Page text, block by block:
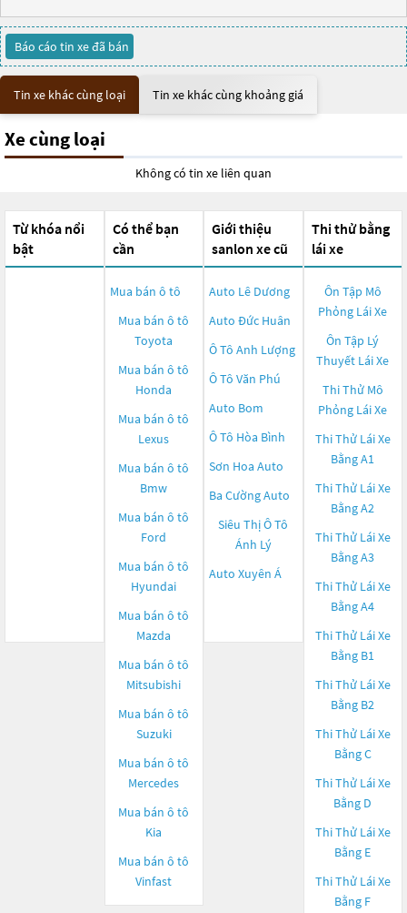
Báo cáo tin xe đã bán
Tin xe khác cùng loại Tin xe khác cùng khoảng giá
Xe cùng loại
Không có tin xe liên quan
Từ khóa nổi
bật
Có thể bạn
cần
Mua bán ô tô
Mua bán ô tô
Toyota
Mua bán ô tô
Honda
Mua bán ô tô
Lexus
Mua bán ô tô
Bmw
Mua bán ô tô
Ford
Mua bán ô tô
Hyundai
Mua bán ô tô
Mazda
Mua bán ô tô
Mitsubishi
Mua bán ô tô
Suzuki
Mua bán ô tô
Mercedes
Mua bán ô tô
Kia
Mua bán ô tô
Vinfast
Giới thiệu
sanlon xe cũ
Auto Lê Dương
Auto Đức Huân
Ô Tô Anh Lượng
Ô Tô Văn Phú
Auto Bom
Ô Tô Hòa Bình
Sơn Hoa Auto
Ba Cường Auto
Siêu Thị Ô Tô
Ánh Lý
Auto Xuyên Á
Thi thử bằng
lái xe
Ôn Tập Mô
Phỏng Lái Xe
Ôn Tập Lý
Thuyết Lái Xe
Thi Thử Mô
Phỏng Lái Xe
Thi Thử Lái Xe
Bằng A1
Thi Thử Lái Xe
Bằng A2
Thi Thử Lái Xe
Bằng A3
Thi Thử Lái Xe
Bằng A4
Thi Thử Lái Xe
Bằng B1
Thi Thử Lái Xe
Bằng B2
Thi Thử Lái Xe
Bằng C
Thi Thử Lái Xe
Bằng D
Thi Thử Lái Xe
Bằng E
Thi Thử Lái Xe
Bằng F